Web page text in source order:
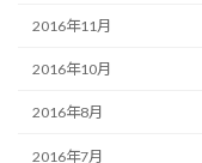
2016年11月
2016年10月
2016年8月
2016年7月